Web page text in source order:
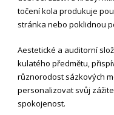
točení kola produkuje
stránka nebo poklidnou
Aestetické a auditorní
kulatého předmětu,
různorodost sázkových
personalizovat svůj
spokojenost.